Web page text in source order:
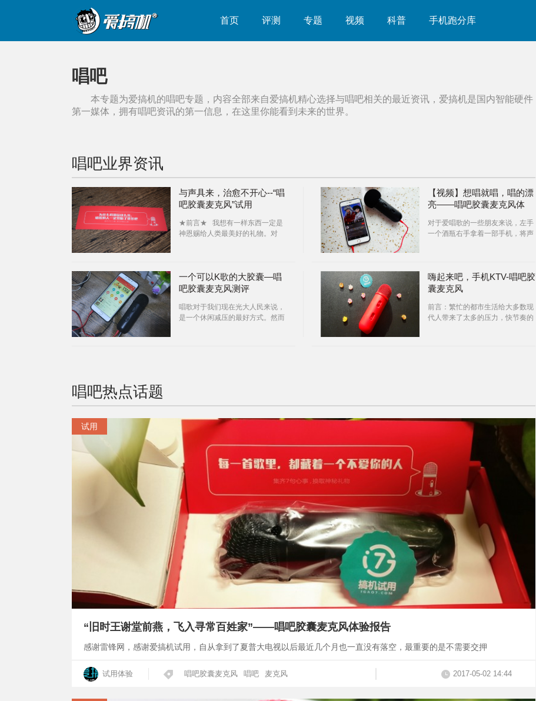
首页 评测 专题 视频 科普 手机跑分库
唱吧
本专题为爱搞机的唱吧专题，内容全部来自爱搞机精心选择与唱吧相关的最近资讯，爱搞机是国内智能硬件
第一媒体，拥有唱吧资讯的第一信息，在这里你能看到未来的世界。
唱吧业界资讯
与声具来，治愈不开心--“唱
吧胶囊麦克风”试用
★前言★ 我想有一样东西一定是
神恩赐给人类最美好的礼物。对
【视频】想唱就唱，唱的漂
亮——唱吧胶囊麦克风体
对于爱唱歌的一些朋友来说，左手
一个酒瓶右手拿着一部手机，将声
一个可以K歌的大胶囊—唱
吧胶囊麦克风测评
唱歌对于我们现在光大人民来说，
是一个休闲减压的最好方式。然而
嗨起来吧，手机KTV-唱吧胶
囊麦克风
前言：繁忙的都市生活给大多数现
代人带来了太多的压力，快节奏的
唱吧热点话题
试用
“旧时王谢堂前燕，飞入寻常百姓家”——唱吧胶囊麦克风体验报告
感谢雷锋网，感谢爱搞机试用，自从拿到了夏普大电视以后最近几个月也一直没有落空，最重要的是不需要交押
试用体验 唱吧胶囊麦克风 唱吧 麦克风 2017-05-02 14:44